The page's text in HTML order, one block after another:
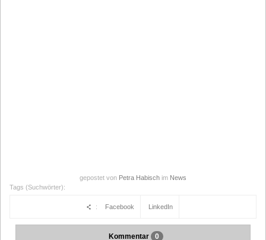
gepostet von Petra Habisch im News
Tags (Suchwörter):
: Facebook LinkedIn
Kommentar 0